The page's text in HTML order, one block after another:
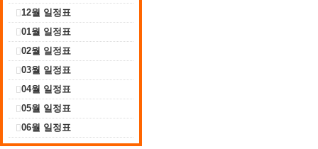
12월 일정표
01월 일정표
02월 일정표
03월 일정표
04월 일정표
05월 일정표
06월 일정표